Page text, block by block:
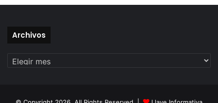
Archivos